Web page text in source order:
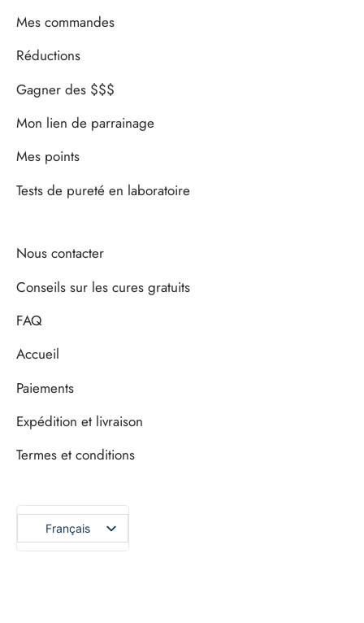
Mes commandes
Réductions
Gagner des $$$
Mon lien de parrainage
Mes points
Tests de pureté en laboratoire
Nous contacter
Conseils sur les cures gratuits
FAQ
Accueil
Paiements
Expédition et livraison
Termes et conditions
Français